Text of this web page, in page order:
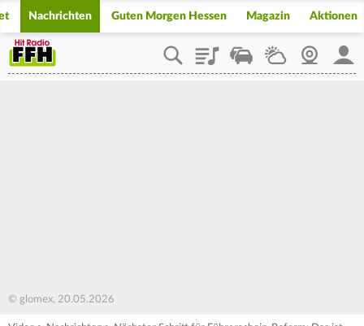
Nachrichten Guten Morgen Hessen Magazin Aktionen
PlaylistStaupilotWetterWebcam
© glomex, 20.05.2026